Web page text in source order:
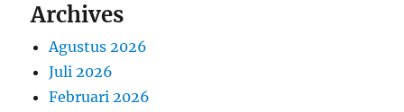
Archives
Agustus 2026
Juli 2026
Februari 2026